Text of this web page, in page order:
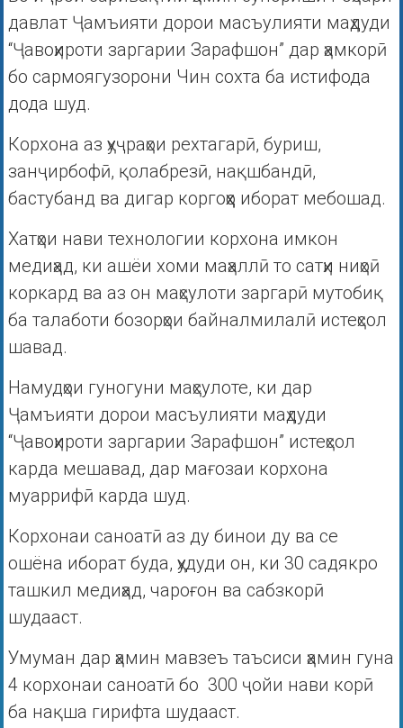
давлат Ҷамъияти дорои масъулияти маҳдуди
“Ҷавоҳироти заргарии Зарафшон” дар ҳамкорӣ
бо сармоягузорони Чин сохта ба истифода
дода шуд.
Корхона аз ҳуҷраҳои рехтагарӣ, буриш,
занҷирбофӣ, қолабрезӣ, нақшбандӣ,
бастубанд ва дигар коргоҳҳо иборат мебошад.
Хатҳои нави технологии корхона имкон
медиҳад, ки ашёи хоми маҳаллӣ то сатҳи ниҳоӣ
коркард ва аз он маҳсулоти заргарӣ мутобиқ
ба талаботи бозорҳои байналмилалӣ истеҳсол
шавад.
Намудҳои гуногуни маҳсулоте, ки дар
Ҷамъияти дорои масъулияти маҳдуди
“Ҷавоҳироти заргарии Зарафшон” истеҳсол
карда мешавад, дар мағозаи корхона
муаррифӣ карда шуд.
Корхонаи саноатӣ аз ду бинои ду ва се
ошёна иборат буда, ҳудуди он, ки 30 садякро
ташкил медиҳад, чароғон ва сабзкорӣ
шудааст.
Умуман дар ҳамин мавзеъ таъсиси ҳамин гуна
4 корхонаи саноатӣ бо 300 ҷойи нави корӣ
ба нақша гирифта шудааст.